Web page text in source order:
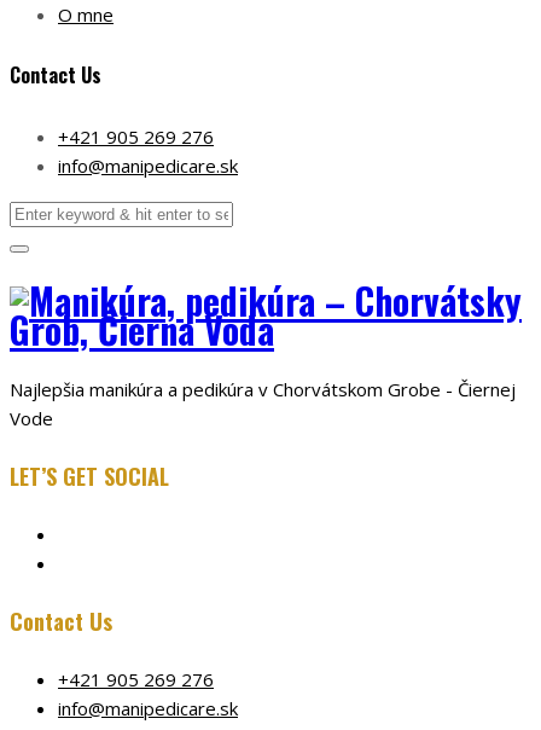
O mne
Contact Us
+421 905 269 276
info@manipedicare.sk
Najlepšia manikúra a pedikúra v Chorvátskom Grobe - Čiernej
Vode
LET’S GET SOCIAL
Contact Us
+421 905 269 276
info@manipedicare.sk